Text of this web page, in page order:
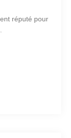
réputé pour